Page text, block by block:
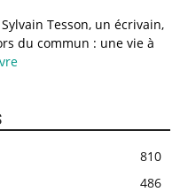
Tesson, un écrivain,
du commun : une vie à
810
486